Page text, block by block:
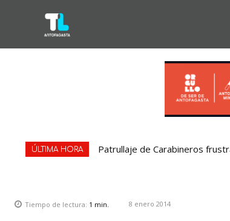
ÚLTIMA HORA Patrullaje de Carabineros
Tiempo de lectura: 1 min. 8 enero 2014